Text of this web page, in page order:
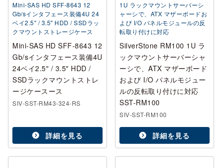
Mini-SAS HD SFF-8643 12
Gb/sインタフェース装備4U 24
ベイ2.5" / 3.5" HDD / SSDラッ
クマウントストレージケース
Mini-SAS HD SFF-8643 12
Gb/sインタフェース装備4U
24ベイ2.5" / 3.5" HDD /
SSDラックマウントストレ
ージケースース
SIV-SST-RM43-324-RS
詳細を見る
1U ラックマウントサーバーシ
ャーシで、ATX マザーボードお
よび I/O パネルモジュールの反
転取り付けに対応
SilverStone RM100 1U ラ
ックマウントサーバーシャ
ーシで、ATX マザーボード
および I/O パネルモジュー
ルの反転取り付けに対応
SST-RM100
SIV-SST-RM100
詳細を見る